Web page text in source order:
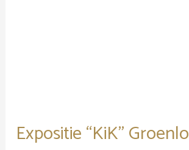
Expositie “KiK” Groenlo